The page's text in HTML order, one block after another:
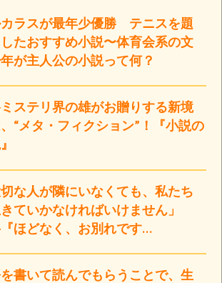
ラスが最年少優勝 テニスを題
たおすすめ小説〜体育会系の文
が主人公の小説って何？
ステリ界の雄がお贈りする新境
“メタ・フィクション”！『小説の
切な人が隣にいなくても、私たち
ていかなければいけません」
ほどなく、お別れです…
書いて読んでもらうことで、生